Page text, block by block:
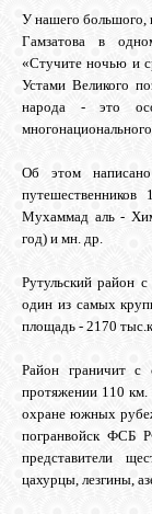
КОНТАКТЫ
ВХОД
RSS
VK
GOOGLE+
У нашего большого,
Гамзатова в
«Стучите ночью и
Устами Великого
народа - это
Об этом
путешественников
Мухаммад аль -
год) и мн. др.
Рутульский район
один из самых
площадь - 2170
Район граничит с
протяжении 110 км.
охране южных
погранвойск ФСБ
представители
цахурцы, лезгины,